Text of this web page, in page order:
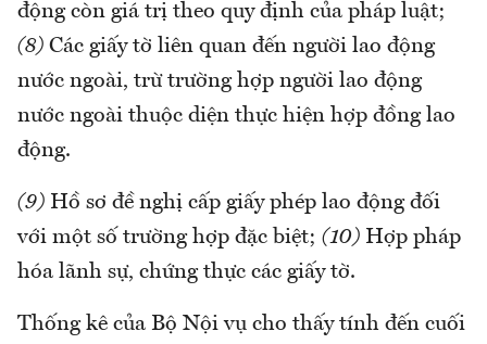
động còn giá trị theo quy định của pháp luật;
(8) Các giấy tờ liên quan đến người lao động
nước ngoài, trừ trường hợp người lao động
nước ngoài thuộc diện thực hiện hợp đồng lao
động.
(9) Hồ sơ đề nghị cấp giấy phép lao động đối
với một số trường hợp đặc biệt; (10) Hợp pháp
hóa lãnh sự, chứng thực các giấy tờ.
Thống kê của Bộ Nội vụ cho thấy tính đến cuối